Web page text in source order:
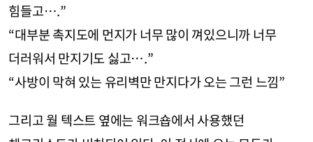
힘들고….”
“대부분 촉지도에 먼지가 너무 많이 껴있으니까 너무
더러워서 만지기도 싫고….”
“사방이 막혀 있는 유리벽만 만지다가 오는 그런 느낌”
그리고 월 텍스트 옆에는 워크숍에서 사용했던